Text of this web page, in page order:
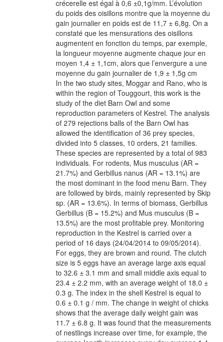
crécerelle est égal à 0,6 ±0,1g/mm. L’évolution
du poids des oisillons montre que la moyenne du
gain journalier en poids est de 11,7 ± 6,8g. On a
constaté que les mensurations des oisillons
augmentent en fonction du temps, par exemple,
la longueur moyenne augmente chaque jour en
moyen 1,4 ± 1,1cm, alors que l’envergure a une
moyenne du gain journalier de 1,9 ± 1,5g cm
In the two study sites, Moggar and Rano, who is
within the region of Touggourt, this work is the
study of the diet Barn Owl and some
reproduction parameters of Kestrel. The analysis
of 279 rejections balls of the Barn Owl has
allowed the identification of 36 prey species,
divided into 5 classes, 10 orders, 21 families.
These species are represented by a total of 983
individuals. For rodents, Mus musculus (AR =
21.7%) and Gerbillus nanus (AR = 13.1%) are
the most dominant in the food menu Barn. They
are followed by birds, mainly represented by Skip
sp. (AR = 13.6%). In terms of biomass, Gerbillus
Gerbillus (B = 15.2%) and Mus musculus (B =
13.5%) are the most profitable prey. Monitoring
reproduction in the Kestrel is carried over a
period of 16 days (24/04/2014 to 09/05/2014).
For eggs, they are brown and round. The clutch
size is 5 eggs have an average large axis equal
to 32.6 ± 3.1 mm and small middle axis equal to
23.4 ± 2.2 mm, with an average weight of 18.0 ±
0.3 g. The index in the shell Kestrel is equal to
0.6 ± 0.1 g / mm. The change in weight of chicks
shows that the average daily weight gain was
11.7 ± 6.8 g. It was found that the measurements
of nestlings increase over time, for example, the